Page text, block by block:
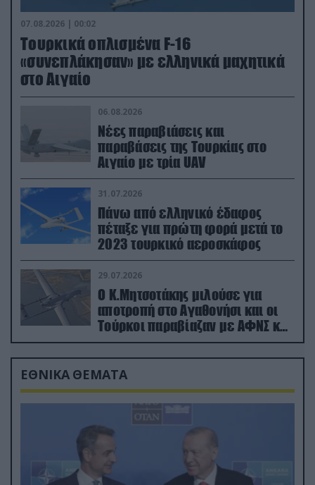
07.08.2026 | 00:02
Τουρκικά οπλισμένα F-16
«συνεπλάκησαν» με ελληνικά μαχητικά
στο Αιγαίο
06.08.2026
Νέες παραβιάσεις και
παραβάσεις της Τουρκίας στο
Αιγαίο με τρία UAV
31.07.2026
Πάνω από ελληνικό έδαφος
πέταξε για πρώτη φορά μετά το
2023 τουρκικό αεροσκάφος
29.07.2026
Ο Κ.Μητσοτάκης μιλούσε για
αποτροπή στο Αγαθονήσι και οι
Τούρκοι παραβίαζαν με ΑΦΝΣ και
drone
ΕΘΝΙΚΑ ΘΕΜΑΤΑ